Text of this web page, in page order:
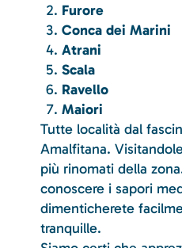
Furore
Conca dei Marini
Atrani
Scala
Ravello
Maiori
Tutte località dal
Amalfitana.
più rinomati della
conoscere i sapori
dimenticherete
tranquille.